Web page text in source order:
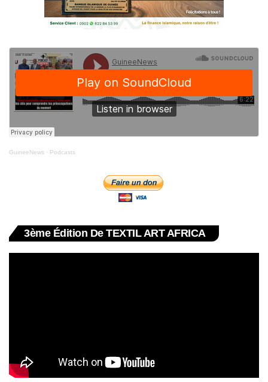
GuineeNews · Podcasts
3ème Édition De TEXTIL ART AFRICA